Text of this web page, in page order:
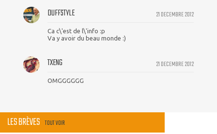
21 DECEMBRE 2012
DUFFSTYLE
Ca c\'est de l\'info :p
Va y avoir du beau monde :)
21 DECEMBRE 2012
TXENG
OMGGGGGG
LES BRÈVES TOUT VOIR